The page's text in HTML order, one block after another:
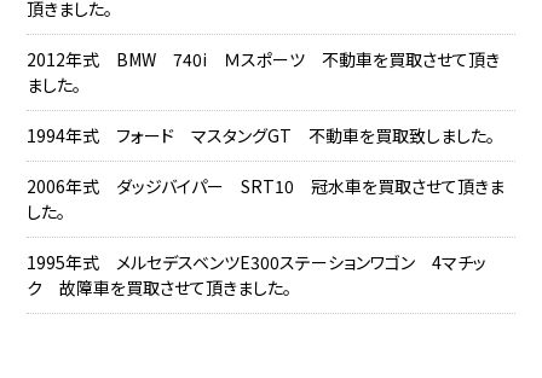
頂きました。
2012年式 BMW 740i Ｍスポーツ 不動車を買取させて頂き
ました。
1994年式 フォード マスタングGT 不動車を買取致しました。
2006年式 ダッジバイパー SRT10 冠水車を買取させて頂きま
した。
1995年式 メルセデスベンツE300ステーションワゴン 4マチッ
ク 故障車を買取させて頂きました。